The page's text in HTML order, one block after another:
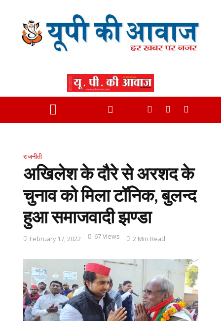
राजनीती
अखिलेश के दौरे से अरशद के
चुनाव को मिला टॉनिक, बुलन्द
हुआ समाजवादी झण्डा
February 17, 2022 67 Views 2 Min Read